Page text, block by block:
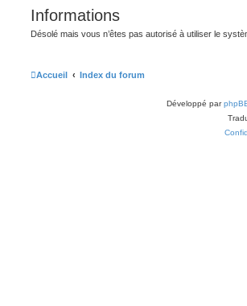
Informations
Désolé mais vous n’êtes pas autorisé à utiliser le
Accueil Index du forum
Développé par